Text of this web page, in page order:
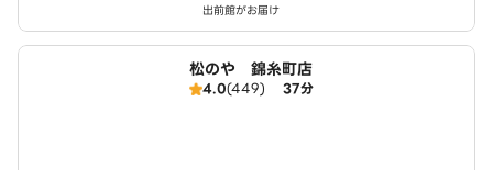
出前館がお届け
松のや 錦糸町店
4.0(449) 37分